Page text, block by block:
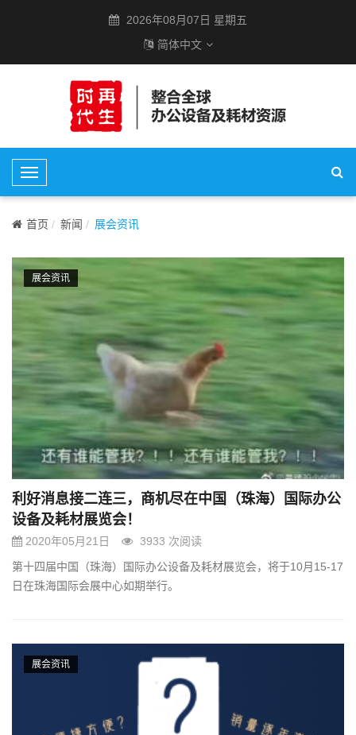
2026年08月07日 星期五
简体中文
T
o
g
e
N
g
i
n
首页 新闻 展会资讯
展会资讯
利好消息接二连三，商机尽在中国（珠海）国际办公
设备及耗材展览会！
2020年05月21日
3933 次阅读
第十四届中国（珠海）国际办公设备及耗材展览会，将于10月15-17
日在珠海国际会展中心如期举行。
展会资讯